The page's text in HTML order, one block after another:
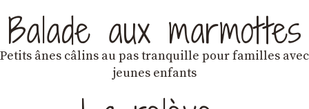
Balade aux marmottes
Petits ânes câlins au pas tranquille pour familles avec
jeunes enfants